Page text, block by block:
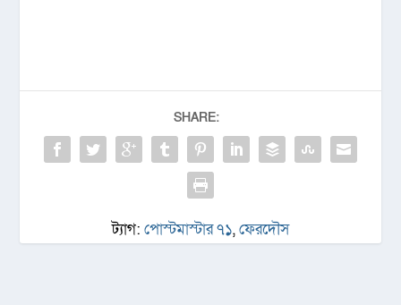
SHARE:
ট্যাগ: পোস্টমাস্টার ৭১,ফেরদৌস